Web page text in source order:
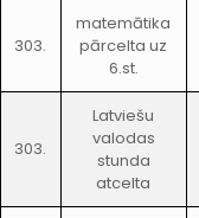
303.
matemātika
pārcelta uz
6.st.
303.
Latviešu
valodas
stunda
atcelta